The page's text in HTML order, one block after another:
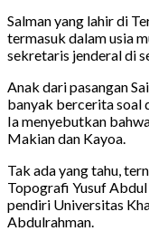
Salman yang lahir di
termasuk dalam usia
sekretaris jenderal di
Anak dari pasangan
banyak bercerita soal
Ia menyebutkan
Makian dan Kayoa.
Tak ada yang tahu,
Topografi Yusuf
pendiri Universitas
Abdulrahman.